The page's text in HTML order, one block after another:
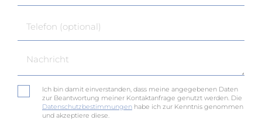
Ich bin damit einverstanden, dass meine angegebenen Daten
zur Beantwortung meiner Kontaktanfrage genutzt werden. Die
Datenschutzbestimmungen habe ich zur Kenntnis genommen
und akzeptiere diese.